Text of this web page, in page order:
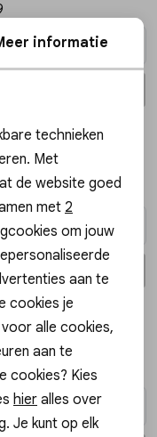
TAS BISOU
In winkelmand
Selecteer maat
PANTY MAGIE 40
informatie
technieken
Met
de website goed
met 2
om jouw
aan te
cookies je
alle cookies,
aan te
cookies? Kies
hier alles over
Je kunt op elk